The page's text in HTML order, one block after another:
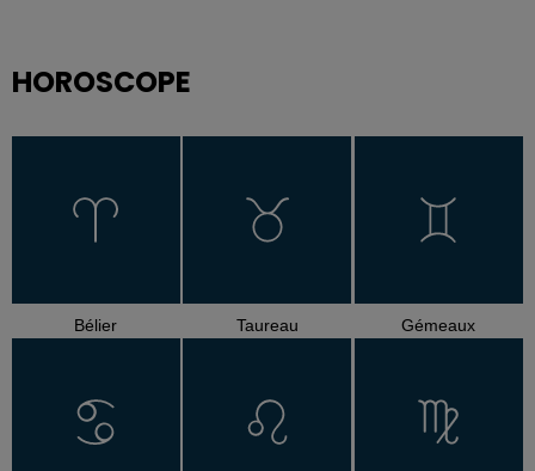
HOROSCOPE
Bélier Taureau Gémeaux